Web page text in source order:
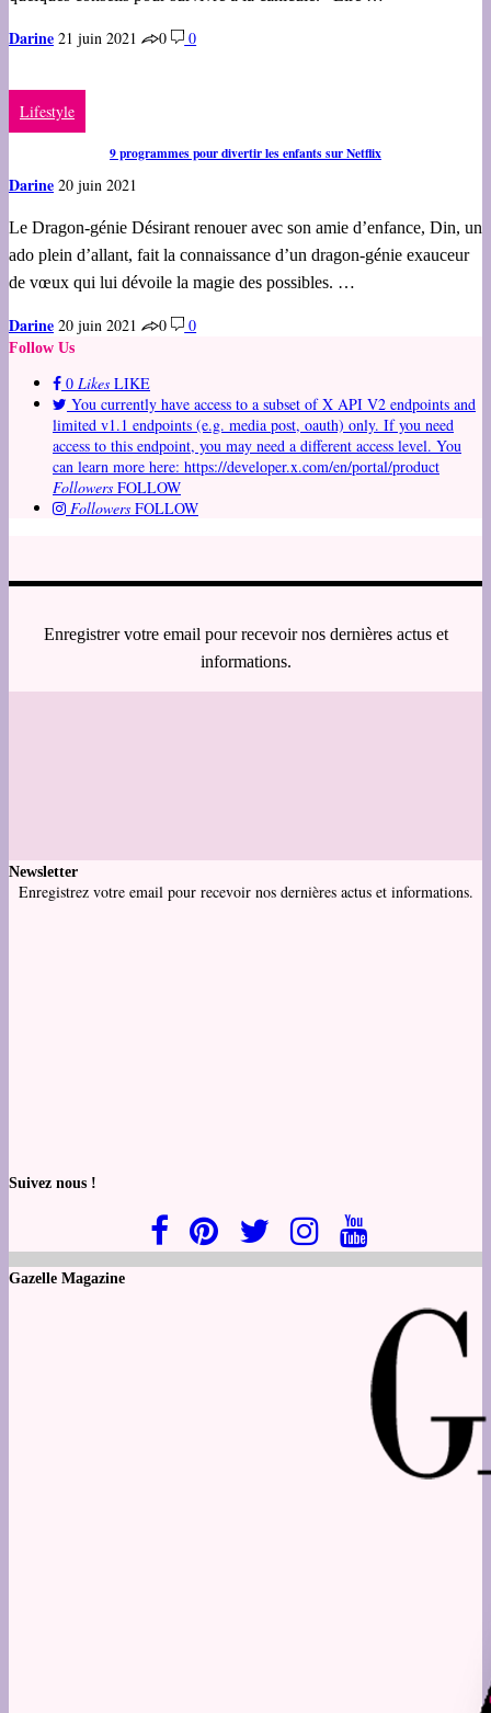
Darine 21 juin 2021 0 0
Lifestyle
9 programmes pour divertir les enfants sur Netflix
Darine 20 juin 2021
Le Dragon-génie Désirant renouer avec son amie d’enfance, Din, un
ado plein d’allant, fait la connaissance d’un dragon-génie exauceur
de vœux qui lui dévoile la magie des possibles. …
Darine 20 juin 2021 0 0
Follow Us
0 Likes LIKE
You currently have access to a subset of X API V2 endpoints and
limited v1.1 endpoints (e.g. media post, oauth) only. If you need
access to this endpoint, you may need a different access level. You
can learn more here: https://developer.x.com/en/portal/product
Followers FOLLOW
Followers FOLLOW
Enregistrer votre email pour recevoir nos dernières actus et
informations.
Newsletter
Enregistrez votre email pour recevoir nos dernières actus et informations.
Suivez nous !
Gazelle Magazine